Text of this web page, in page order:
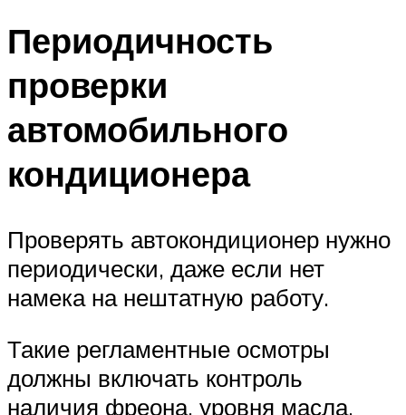
Периодичность
проверки
автомобильного
кондиционера
Проверять автокондиционер нужно
периодически, даже если нет
намека на нештатную работу.
Такие регламентные осмотры
должны включать контроль
наличия фреона, уровня масла,